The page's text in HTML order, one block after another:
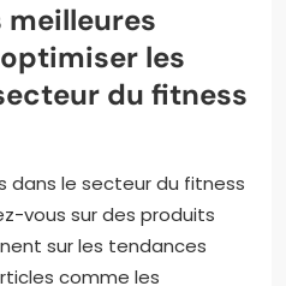
meilleures
les
du fitness
dans le secteur du fitness
vous sur des produits
sur les tendances
comme les